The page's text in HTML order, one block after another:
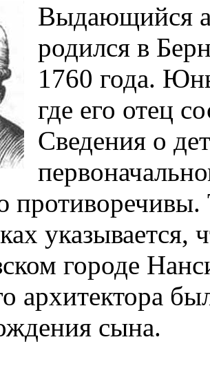
Выдающийся
родился в
1760 года.
где его отец
Сведения о
городе
архитектора
сына.